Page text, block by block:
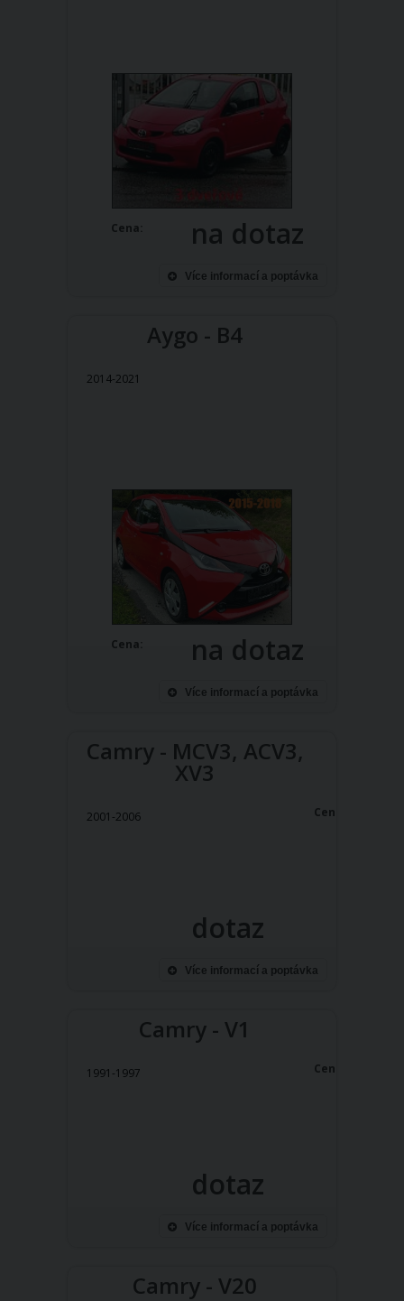
Cena: na dotaz
Více informací a poptávka
Aygo - B4
2014-2021
Cena: na dotaz
Více informací a poptávka
Camry - MCV3, ACV3,
XV3
2001-2006 Cena:
dotaz
Více informací a poptávka
Camry - V1
1991-1997 Cena:
dotaz
Více informací a poptávka
Camry - V20